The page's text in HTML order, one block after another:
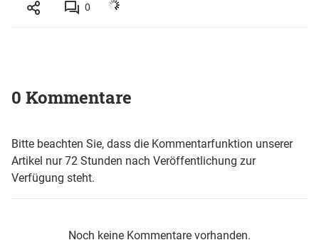
0
0 Kommentare
Bitte beachten Sie, dass die Kommentarfunktion unserer
Artikel nur 72 Stunden nach Veröffentlichung zur
Verfügung steht.
Noch keine Kommentare vorhanden.